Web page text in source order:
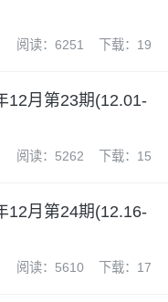
阅读：6251 下载：19
12月第23期(12.01-
阅读：5262 下载：15
12月第24期(12.16-
阅读：5610 下载：17